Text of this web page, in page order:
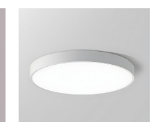
Weißlicht